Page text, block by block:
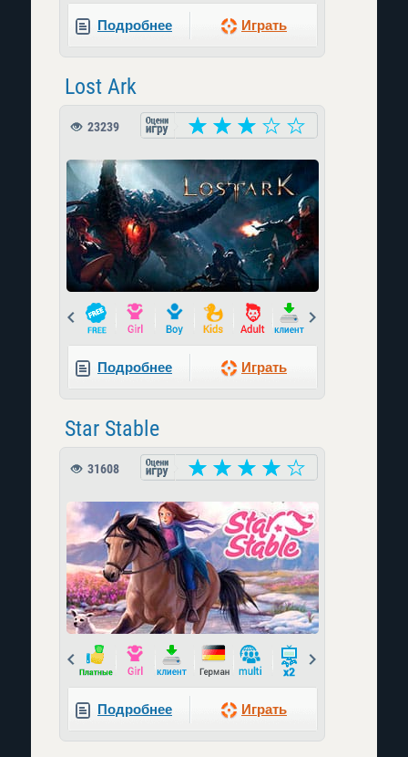
Подробнее Играть
Lost Ark
23239
Prev
Подробнее Играть
Star Stable
31608
Prev
Подробнее Играть